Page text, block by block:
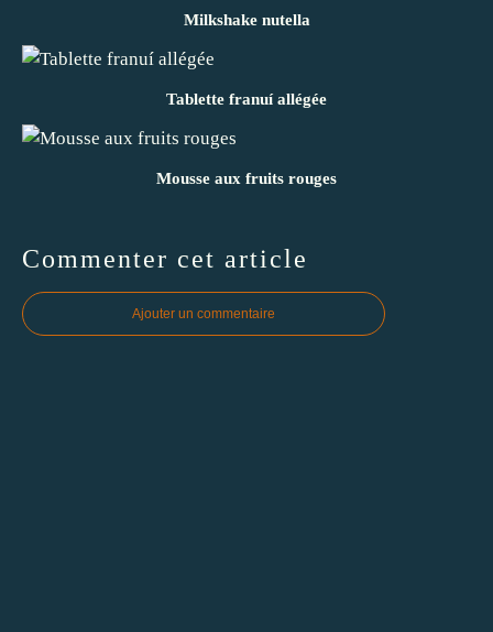
Milkshake nutella
Tablette franuí allégée
Mousse aux fruits rouges
Commenter cet article
Ajouter un commentaire